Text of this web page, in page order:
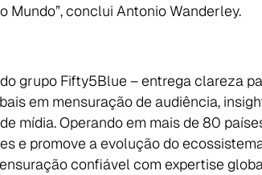
Mundo”, conclui Antonio Wanderley.
grupo Fifty5Blue – entrega clareza
em mensuração de audiência,
mídia. Operando em mais de 80
e promove a evolução do
confiável com expertise